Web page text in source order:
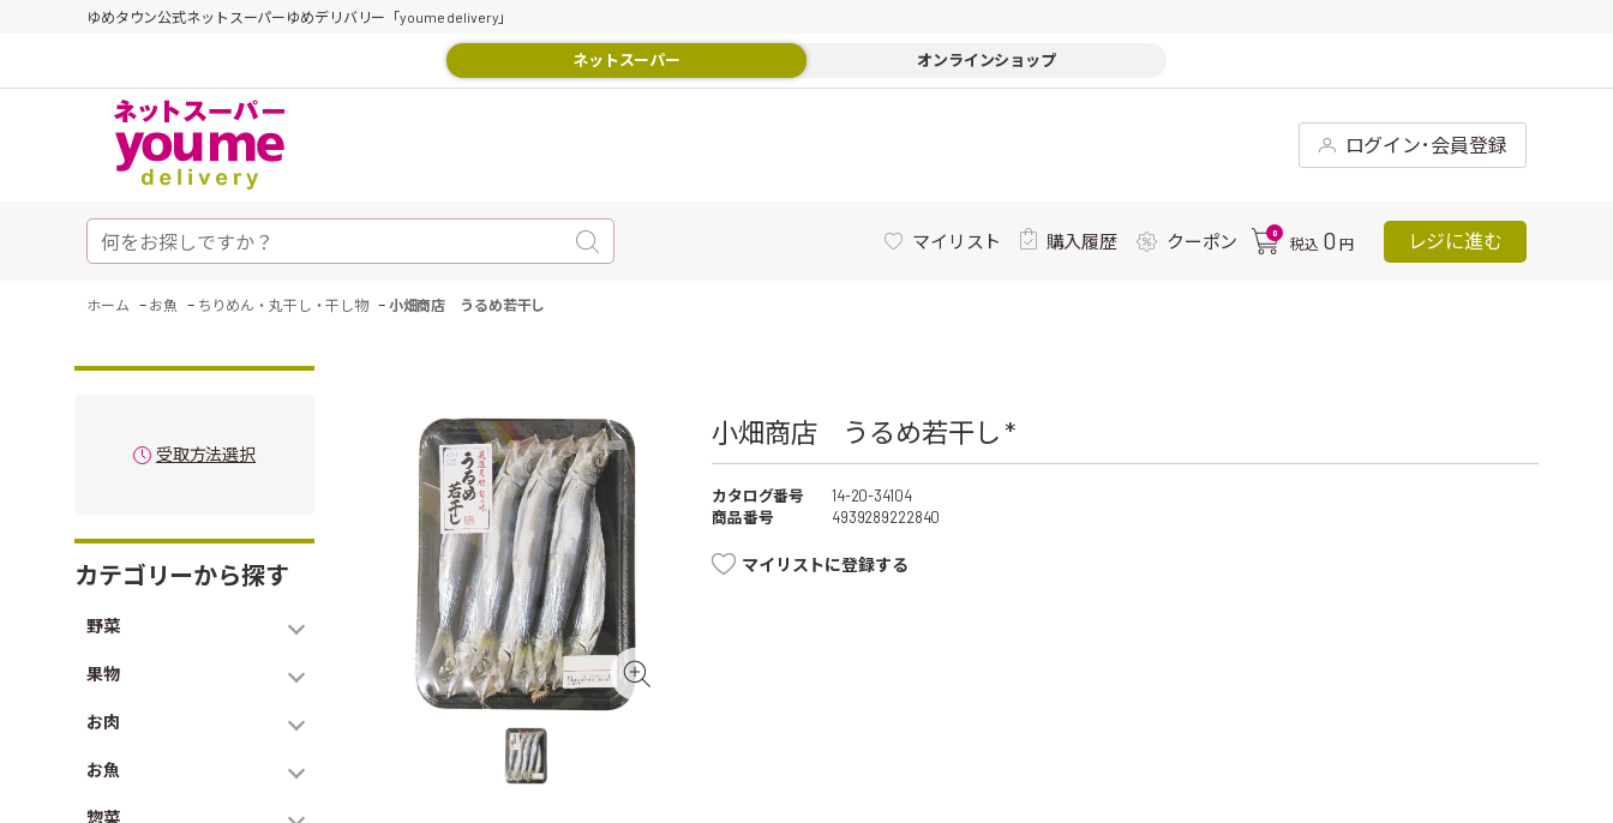
ゆめタウン公式ネットスーパーゆめデリバリー「youme delivery」
ネットスーパー オンラインショップ
ログイン･会員登録
マイリスト 購入履歴 クーポン 0
税込 0 円 レジに進む
ホーム - お魚 - ちりめん・丸干し・干し物 - 小畑商店 うるめ若干し
受取方法選択
カテゴリーから探す
野菜
果物
お肉
お魚
惣菜
小畑商店 うるめ若干し *
カタログ番号
14-20-34104
商品番号
4939289222840
マイリストに登録する